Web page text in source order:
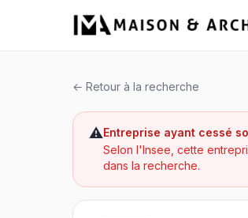
← Retour à la recherche
⚠️Entreprise ayant cessé
Selon l'Insee, cette
dans la recherche.